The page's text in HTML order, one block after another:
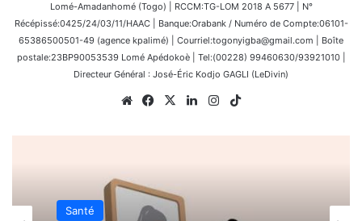
Lomé-Amadanhomé (Togo) | RCCM:TG-LOM 2018 A 5677 | N°
Récépissé:0425/24/03/11/HAAC | Banque:Orabank / Numéro de Compte:06101-
65386500501-49 (agence kpalimé) | Courriel:togonyigba@gmail.com | Boîte
postale:23BP90053539 Lomé Apédokoè | Tel:(00228) 99460630/93921010 |
Directeur Général : José-Éric Kodjo GAGLI (LeDivin)
WebsiteFacebook
X LinkedinInstagram
Santé